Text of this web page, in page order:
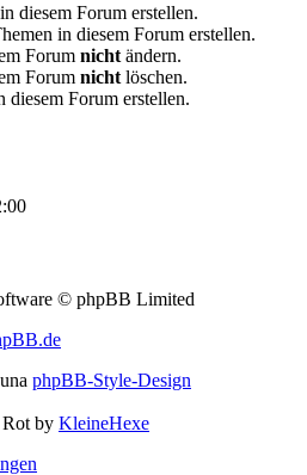
diesem Forum erstellen.
in diesem Forum erstellen.
Forum nicht ändern.
Forum nicht löschen.
diesem Forum erstellen.
© phpBB Limited
phpBB-Style-Design
by KleineHexe